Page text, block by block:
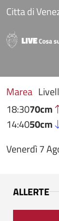
Salta al
Citta di
Marea
18:3070cm
14:4050cm
Venerdì 7
ALLERTE